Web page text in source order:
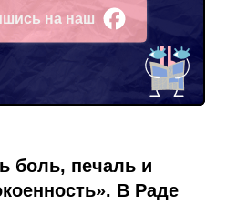
на наш
боль, печаль и
В Раде